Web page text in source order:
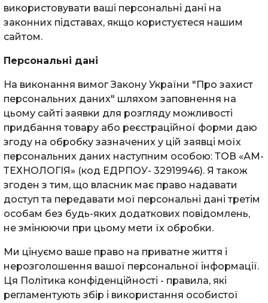
використовувати ваші персональні дані на
законних підставах, якщо користуєтеся нашим
сайтом.
Персональні дані
На виконання вимог Закону України "Про захист
персональних даних" шляхом заповнення на
цьому сайті заявки для розгляду можливості
придбання товару або реєстраційної форми даю
згоду на обробку зазначених у цій заявці моїх
персональних даних наступним особою: ТОВ «АМ-
ТЕХНОЛОГІЯ» (код ЕДРПОУ- 32919946). Я також
згоден з тим, що власник має право надавати
доступ та передавати мої персональні дані третім
особам без будь-яких додаткових повідомлень,
не змінюючи при цьому мети їх обробки.
Ми цінуємо ваше право на приватне життя і
нерозголошення вашої персональної інформації.
Ця Політика конфіденційності - правила, які
регламентують збір і використання особистої